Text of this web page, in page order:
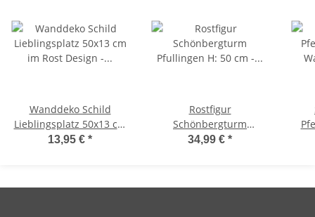
Wanddeko Schild
Lieblingsplatz 50x13 cm
im Rost Design -
13,95 € *
Rostfigur
Schönbergturm
Pfullingen H: 50 cm -
34,99 € *